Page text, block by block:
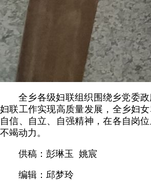
全乡各级妇联组织围绕乡党委
妇联工作实现高质量发展，全乡妇
自信、自立、自强精神，在各自岗
不竭动力。
供稿：彭琳玉 姚宸
编辑：邱梦玲